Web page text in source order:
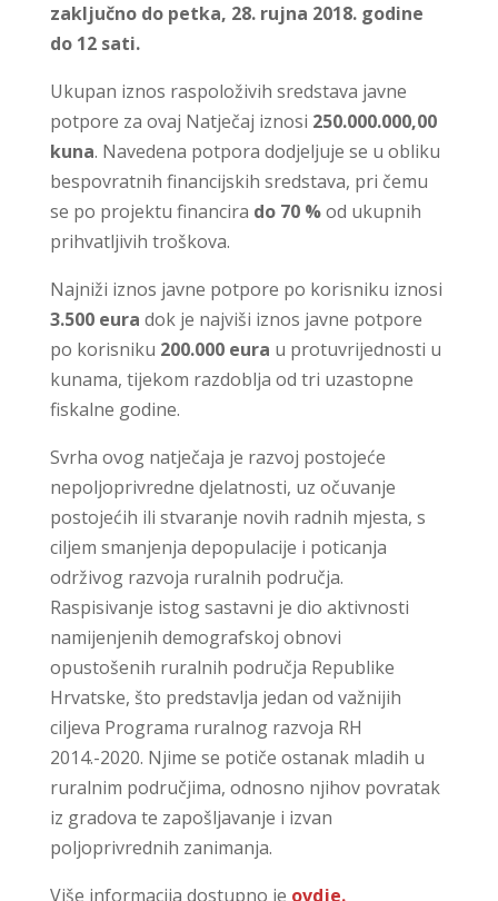
zaključno do petka, 28. rujna 2018. godine
do 12 sati.
Ukupan iznos raspoloživih sredstava javne
potpore za ovaj Natječaj iznosi 250.000.000,00
kuna. Navedena potpora dodjeljuje se u obliku
bespovratnih financijskih sredstava, pri čemu
se po projektu financira do 70 %od ukupnih
prihvatljivih troškova.
Najniži iznos javne potpore po korisniku iznosi
3.500 eura dok je najviši iznos javne potpore
po korisniku 200.000 eura u protuvrijednosti u
kunama, tijekom razdoblja od tri uzastopne
fiskalne godine.
Svrha ovog natječaja je razvoj postojeće
nepoljoprivredne djelatnosti, uz očuvanje
postojećih ili stvaranje novih radnih mjesta, s
ciljem smanjenja depopulacije i poticanja
održivog razvoja ruralnih područja.
Raspisivanje istog sastavni je dio aktivnosti
namijenjenih demografskoj obnovi
opustošenih ruralnih područja Republike
Hrvatske, što predstavlja jedan od važnijih
ciljeva Programa ruralnog razvoja RH
2014.-2020. Njime se potiče ostanak mladih u
ruralnim područjima, odnosno njihov povratak
iz gradova te zapošljavanje i izvan
poljoprivrednih zanimanja.
Više informacija dostupno je ovdje.